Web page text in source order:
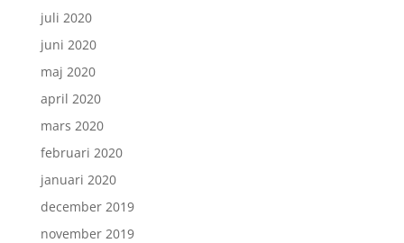
juli 2020
juni 2020
maj 2020
april 2020
mars 2020
februari 2020
januari 2020
december 2019
november 2019